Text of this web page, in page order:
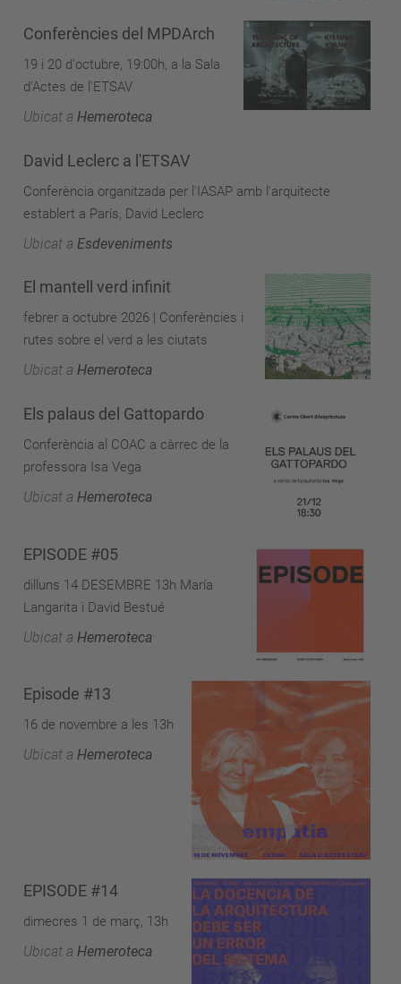
Conferències del MPDArch
19 i 20 d'octubre, 19:00h, a la Sala
d'Actes de l'ETSAV
Ubicat a Hemeroteca
David Leclerc a l'ETSAV
Conferència organitzada per l'IASAP amb l'arquitecte
establert a París, David Leclerc
Ubicat a Esdeveniments
El mantell verd infinit
febrer a octubre 2026 | Conferències i
rutes sobre el verd a les ciutats
Ubicat a Hemeroteca
Els palaus del Gattopardo
Conferència al COAC a càrrec de la
professora Isa Vega
Ubicat a Hemeroteca
EPISODE #05
dilluns 14 DESEMBRE 13h María
Langarita i David Bestué
Ubicat a Hemeroteca
Episode #13
16 de novembre a les 13h
Ubicat a Hemeroteca
EPISODE #14
dimecres 1 de març, 13h
Ubicat a Hemeroteca